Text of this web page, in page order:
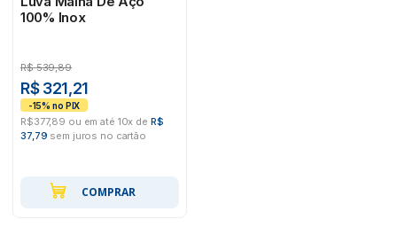
100% Inox
R$ 539,89
R$ 321,21
R$377,89 ou em até 10x de R$
37,79 sem juros no cartão
COMPRAR